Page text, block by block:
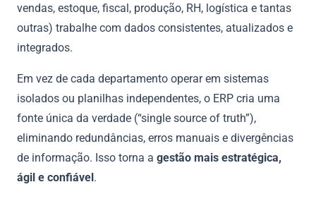
vendas, estoque, fiscal, produção, RH, logística e tantas
outras) trabalhe com dados consistentes, atualizados e
integrados.
Em vez de cada departamento operar em sistemas
isolados ou planilhas independentes, o ERP cria uma
fonte única da verdade (“single source of truth”),
eliminando redundâncias, erros manuais e divergências
de informação. Isso torna a gestão mais estratégica,
ágil e confiável.